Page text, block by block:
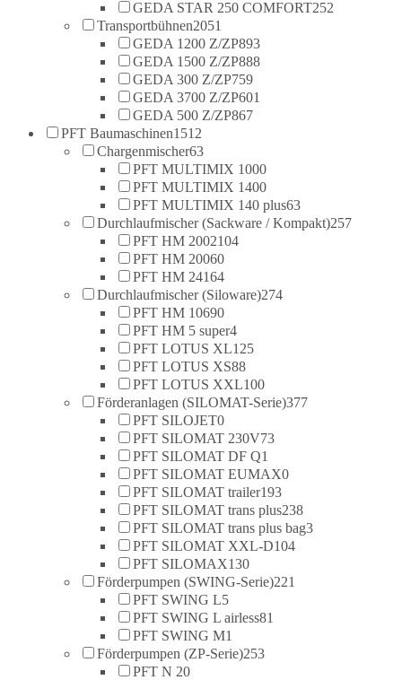
GEDA STAR 250 COMFORT252
Transportbühnen2051
GEDA 1200 Z/ZP893
GEDA 1500 Z/ZP888
GEDA 300 Z/ZP759
GEDA 3700 Z/ZP601
GEDA 500 Z/ZP867
PFT Baumaschinen1512
Chargenmischer63
PFT MULTIMIX 1000
PFT MULTIMIX 1400
PFT MULTIMIX 140 plus63
Durchlaufmischer (Sackware / Kompakt)257
PFT HM 2002104
PFT HM 20060
PFT HM 24164
Durchlaufmischer (Siloware)274
PFT HM 10690
PFT HM 5 super4
PFT LOTUS XL125
PFT LOTUS XS88
PFT LOTUS XXL100
Förderanlagen (SILOMAT-Serie)377
PFT SILOJET0
PFT SILOMAT 230V73
PFT SILOMAT DF Q1
PFT SILOMAT EUMAX0
PFT SILOMAT trailer193
PFT SILOMAT trans plus238
PFT SILOMAT trans plus bag3
PFT SILOMAT XXL-D104
PFT SILOMAX130
Förderpumpen (SWING-Serie)221
PFT SWING L5
PFT SWING L airless81
PFT SWING M1
Förderpumpen (ZP-Serie)253
PFT N 20